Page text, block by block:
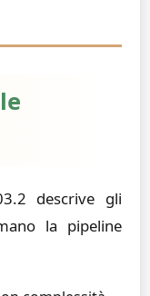
descrive gli
la pipeline